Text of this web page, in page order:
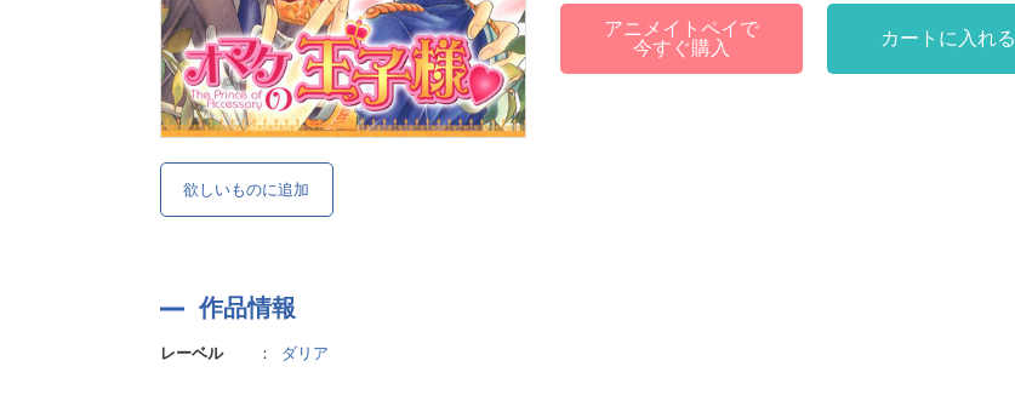
欲しいものに追加
アニメイトペイで
今すぐ購入
カートに入れる
作品情報
レーベル ： ダリア